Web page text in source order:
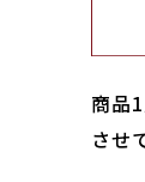
商品
させ